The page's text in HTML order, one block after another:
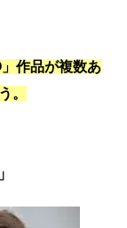
作品が複数あ
。